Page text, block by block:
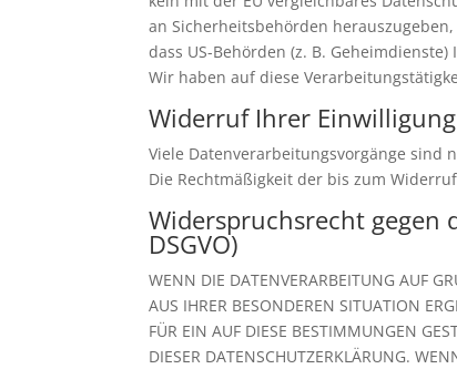
an Sicherheitsbehörden
dass US-Behörden (z. B.
Wir haben auf diese
Widerruf Ihrer
Viele Datenverarbeitungsvorgänge
Die Rechtmäßigkeit der bis zum
Widerspruchsrecht gegen
DSGVO)
WENN DIE DATENVERARBEITUNG AUF
AUS IHRER BESONDEREN SITUATION
FÜR EIN AUF DIESE BESTIMMUNGEN
DIESER DATENSCHUTZERKLÄRUNG.